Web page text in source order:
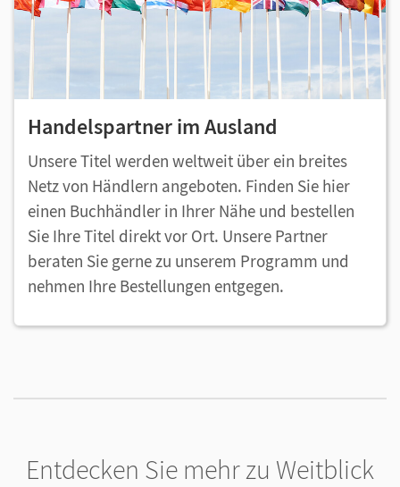
Handelspartner im Ausland
Unsere Titel werden weltweit über ein breites
Netz von Händlern angeboten. Finden Sie hier
einen Buchhändler in Ihrer Nähe und bestellen
Sie Ihre Titel direkt vor Ort. Unsere Partner
beraten Sie gerne zu unserem Programm und
nehmen Ihre Bestellungen entgegen.
Entdecken Sie mehr zu Weitblick